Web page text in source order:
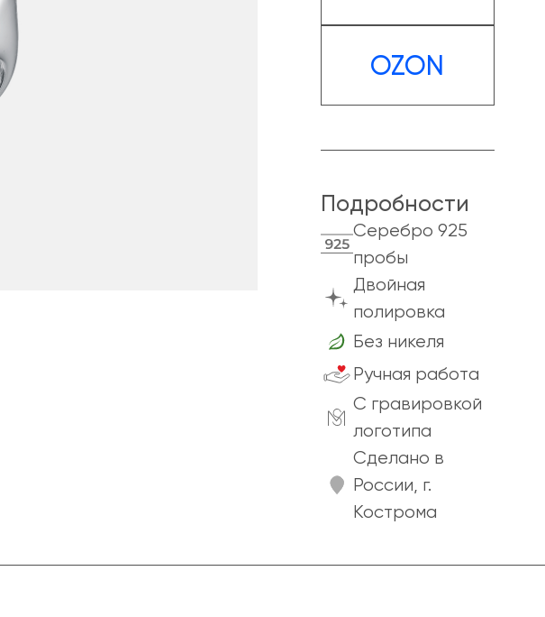
OZON
Подробности
Cеребро 925
пробы
Двойная
полировка
Без никеля
Ручная работа
C гравировкой
логотипа
Сделано в
России, г.
Кострома